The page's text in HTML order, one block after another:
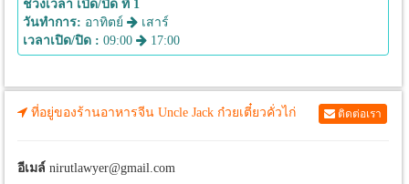
ช่วงเวลา เปิด/ปิด ที่ 1
วันทำการ: อาทิตย์
เสาร์
เวลาเปิด/ปิด : 09:00 17:00
ที่อยู่ของร้านอาหารจีน Uncle Jack ก๋วยเตี๋ยวคั่วไก่ ติดต่อเรา
อีเมล์ nirutlawyer@gmail.com